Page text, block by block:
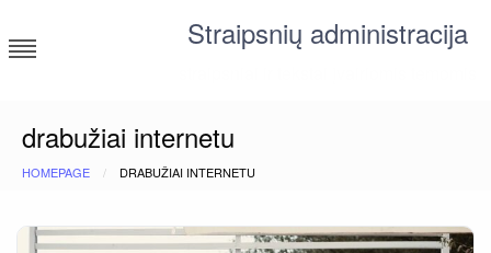
to
content
Straipsnių administracija
drabužiai internetu
HOMEPAGE DRABUŽIAI INTERNETU